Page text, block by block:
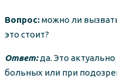
Вопрос:можно ли
это стоит?
Ответ:да. Это
больных или при